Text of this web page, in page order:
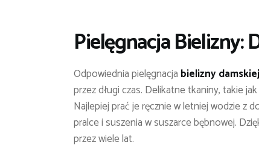
Pielęgnacja Bielizny:
Odpowiednia pielęgnacja bielizny damskiej
przez długi czas. Delikatne tkaniny, takie
Najlepiej prać je ręcznie w letniej wodzie z
pralce i suszenia w suszarce bębnowej.
przez wiele lat.